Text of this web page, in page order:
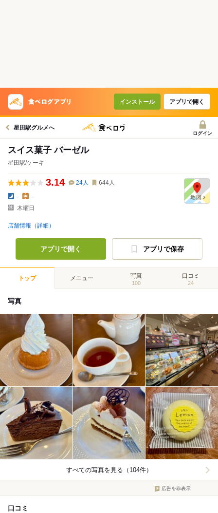
インストール アプリで開く
星田駅グルメへ
ログイン
スイス菓子 バーゼル
星田駅/ケーキ
3.14 24人 644人
-
-
木曜日
店舗情報（詳細）
アプリで開く アプリで保存
トップ メニュー 写真
100
口コミ
24
写真
すべての写真を見る（104件）
広告を非表示
口コミ